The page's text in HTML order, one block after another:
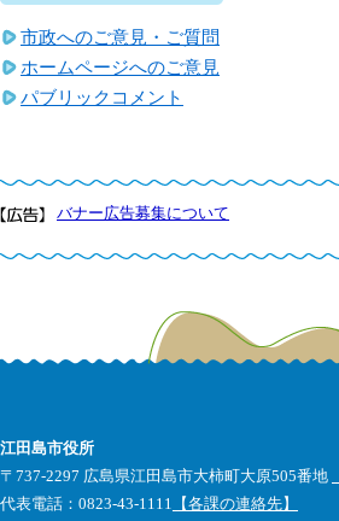
市政へのご意見・ご質問
ホームページへのご意見
パブリックコメント
バナー広告募集について
江田島市役所
〒737-2297 広島県江田島市大柿町大原505番地
代表電話：0823-43-1111 【各課の連絡先】